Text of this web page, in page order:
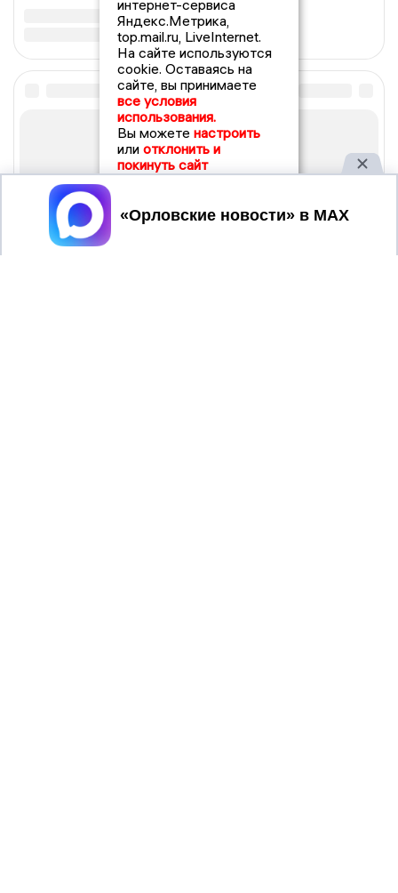
интернет-сервиса
Яндекс.Метрика,
top.mail.ru, LiveInternet.
На сайте используются
cookie. Оставаясь на
сайте, вы принимаете
все условия
использования.
Вы можете настроить
или отклонить и
покинуть сайт
Принять